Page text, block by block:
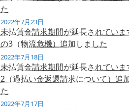
た
未払賃金請求期間が延長されてい
の3（物流危機）追加しました
2022年7月23日
未払賃金請求期間が延長されていま
2（過払い金返還請求について）追
た
2022年7月18日
2022年7月17日